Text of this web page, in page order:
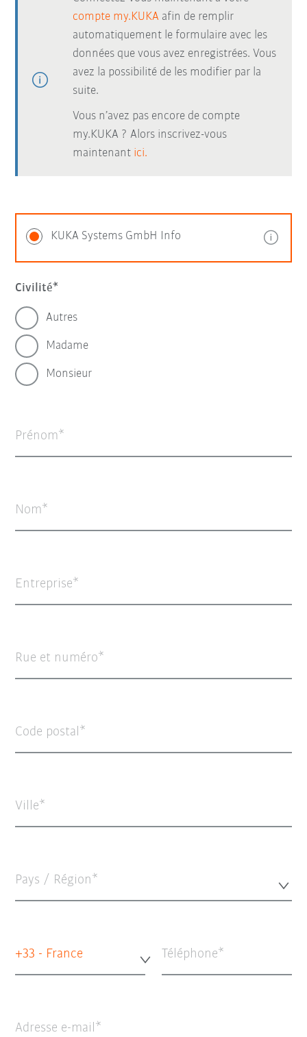
compte my.KUKA afin de remplir
automatiquement le formulaire avec les
données que vous avez enregistrées. Vous
avez la possibilité de les modifier par la
suite.
Vous n’avez pas encore de compte
my.KUKA ? Alors inscrivez-vous
maintenant ici.
KUKA Systems GmbH Info
Civilité
Autres
Madame
Monsieur
Prénom
Nom
Entreprise
Rue et numéro
Code postal
Ville
Pays / Région*
+33 - France Téléphone
Adresse e-mail